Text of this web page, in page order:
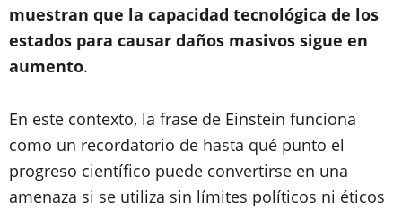
muestran que la capacidad tecnológica de los
estados para causar daños masivos sigue en
aumento.
En este contexto, la frase de Einstein funciona
como un recordatorio de hasta qué punto el
progreso científico puede convertirse en una
amenaza si se utiliza sin límites políticos ni éticos